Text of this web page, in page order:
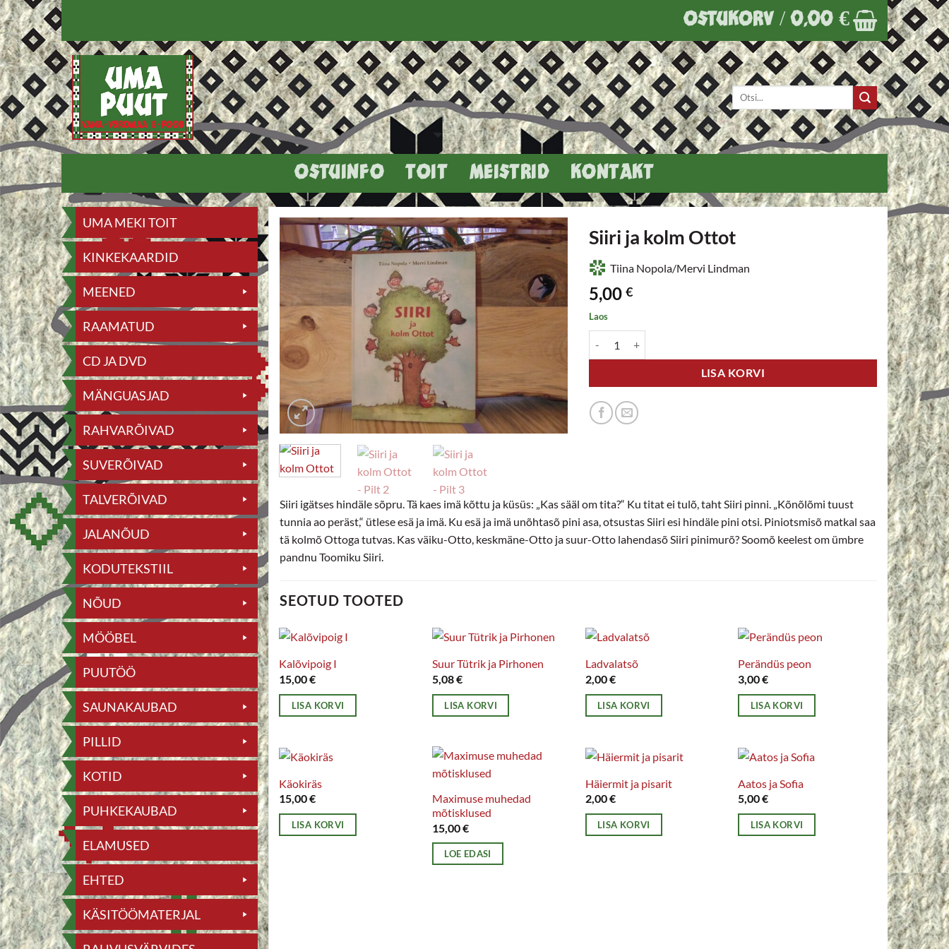
Skip
to
content
OSTUKORV /0,00 €
Otsi:
OSTUINFO TOIT MEISTRID KONTAKT
UMA MEKI TOIT
KINKEKAARDID
MEENED
RAAMATUD
CD JA DVD
MÄNGUASJAD
RAHVARÕIVAD
SUVERÕIVAD
TALVERÕIVAD
JALANÕUD
KODUTEKSTIIL
NÕUD
MÖÖBEL
PUUTÖÖ
SAUNAKAUBAD
PILLID
KOTID
PUHKEKAUBAD
ELAMUSED
EHTED
KÄSITÖÖMATERJAL
Siiri ja kolm Ottot
Tiina Nopola/Mervi Lindman
5,00 €
Laos
LISA KORVI
Siiri igätses hindäle sõpru. Tä kaes imä kõttu ja küsüs: „Kas sääl om tita?“ Ku titat ei tulõ, taht Siiri pinni. „Kõnõlõmi tuust
tunnia ao peräst,“ ütlese esä ja imä. Ku esä ja imä unõhtasõ pini asa, otsustas Siiri esi hindäle pini otsi. Piniotsmisõ matkal saa
tä kolmõ Ottoga tutvas. Kas väiku-Otto, keskmäne-Otto ja suur-Otto lahendasõ Siiri pinimurõ? Soomõ keelest om ümbre
pandnu Toomiku Siiri.
SEOTUD TOOTED
Kalõvipoig I
15,00€
LISA KORVI
Suur Tütrik ja Pirhonen
5,08€
LISA KORVI
Ladvalatsõ
2,00€
LISA KORVI
Perändüs peon
3,00€
LISA KORVI
Käokiräs
15,00€
LISA KORVI
Maximuse muhedad
mõtisklused
15,00€
LOE EDASI
Häiermit ja pisarit
2,00€
LISA KORVI
Aatos ja Sofia
5,00€
LISA KORVI